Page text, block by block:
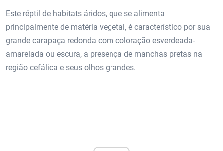
Este réptil de habitats áridos, que se alimenta
principalmente de matéria vegetal, é característico por sua
grande carapaça redonda com coloração esverdeada-
amarelada ou escura, a presença de manchas pretas na
região cefálica e seus olhos grandes.